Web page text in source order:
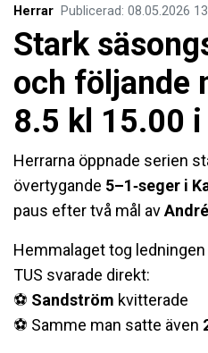
Herrar Publicerad: 08.05.2026
Stark
och följande
8.5 kl 15.00
Herrarna öppnade serien
övertygande 5–1‑seger i
paus efter två mål av
Hemmalaget tog
TUS svarade direkt:
⚽️ Sandström kvitterade
⚽️ Samme man satte även